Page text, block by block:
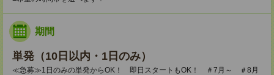
期間
単発（10日以内・1日のみ）
≪急募≫1日のみの単発からOK！ 即日スタートもOK！ ＃7月～ ＃8月